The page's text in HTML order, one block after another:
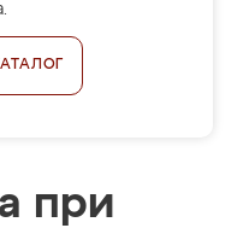
при